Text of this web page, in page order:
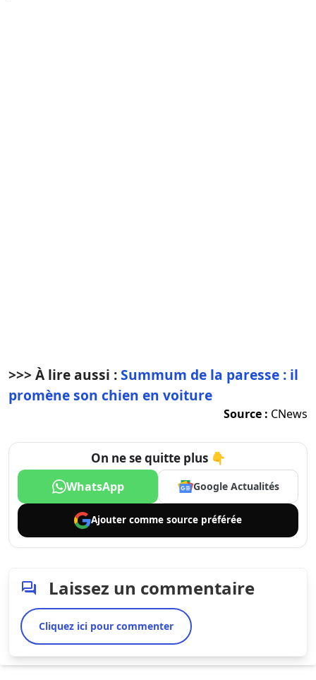
>>> À lire aussi :Summum de la paresse : il
promène son chien en voiture
Source : CNews
On ne se quitte plus 👇
WhatsApp Google Actualités
Ajouter comme source préférée
Laissez un commentaire
Cliquez ici pour commenter